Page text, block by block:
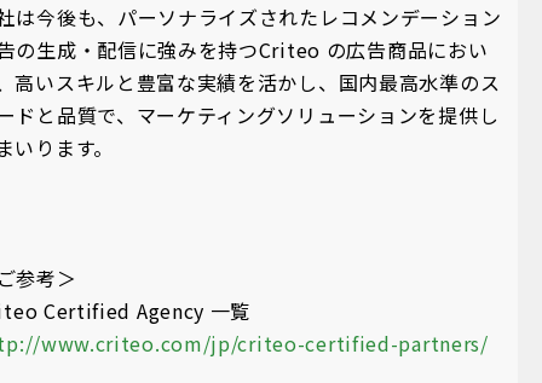
は今後も、パーソナライズされたレコメンデーション
の生成・配信に強みを持つCriteo の広告商品におい
高いスキルと豊富な実績を活かし、国内最高水準のス
ドと品質で、マーケティングソリューションを提供し
いります。
参考＞
Certified Agency 一覧
www.criteo.com/jp/criteo-certified-partners/